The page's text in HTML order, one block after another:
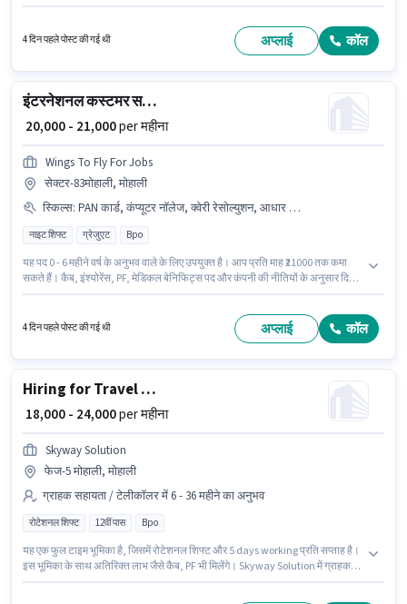
मासिक वेतन ₹21000 रहेगा। इस भूमिका के लिए आवेदक के पास कंप्यूटर नॉलेज, इंटरनेशनल
कॉलिंग, क्वेरी रेसोल्युशन, नॉन-वॉयस/चैट प्रोसेस जैसी स्किल्स होनी चाहिए।
4 दिन पहले पोस्ट की गई थी अप्लाई कॉल
इंटरनेशनल कस्टमर सपोर्ट एग्जीक्यूटिव
₹ 20,000 - 21,000per महीना
Wings To Fly For Jobs
सेक्टर-83मोहाली, मोहाली
स्किल्स: PAN कार्ड, कंप्यूटर नॉलेज, क्वेरी रेसोल्युशन, आधार कार्ड, इंटरनेशनल कॉलिंग, बैंक अकाउंट, नॉन-वॉयस/चैट प्रोसेस
नाइट शिफ्ट ग्रेजुएट Bpo
यह पद 0 - 6 महीने वर्ष के अनुभव वाले के लिए उपयुक्त है। आप प्रति माह ₹21000 तक कमा
सकते हैं। कैब, इंश्योरेंस, PF, मेडिकल बेनिफिट्स पद और कंपनी की नीतियों के अनुसार दिए
दक्षता को वरीयता दी जाएगी।
4 दिन पहले पोस्ट की गई थी अप्लाई कॉल
Hiring for Travel Process
₹ 18,000 - 24,000per महीना
Skyway Solution
फेज-5 मोहाली, मोहाली
ग्राहक सहायता / टेलीकॉलर में 6 - 36 महीने का अनुभव
रोटेशनल शिफ्ट 12वीं पास Bpo
यह एक फुल टाइम भूमिका है, जिसमें रोटेशनल शिफ्ट और 5 days working प्रति सप्ताह है।
इस भूमिका के साथ अतिरिक्त लाभ जैसे कैब, PF भी मिलेंगे। Skyway Solution में ग्राहक